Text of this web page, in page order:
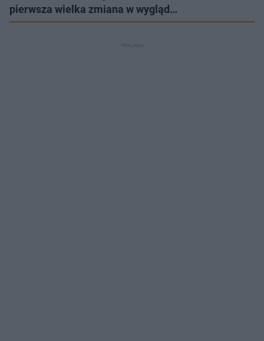
pierwsza wielka zmiana w wygląd…